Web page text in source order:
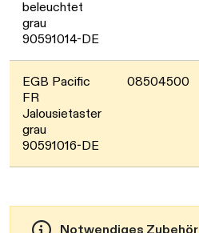
beleuchtet
grau
90591014-DE
EGB Pacific
FR
Jalousietaster
grau
90591016-DE
08504500
Notwendiges Zubehör